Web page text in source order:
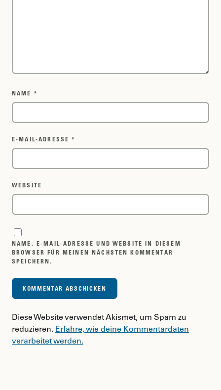
NAME *
E-MAIL-ADRESSE*
WEBSITE
NAME, E-MAIL-ADRESSE UND WEBSITE IN DIESEM
BROWSER FÜR MEINEN NÄCHSTEN KOMMENTAR
SPEICHERN.
Diese Website verwendet Akismet, um Spam zu
reduzieren. Erfahre, wie deine Kommentardaten
verarbeitet werden.